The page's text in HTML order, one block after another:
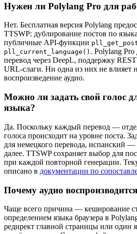
Нужен ли Polylang Pro для
Нет. Бесплатная версия Polylang
TTSWP: дублирование постов по
публичные API-функции
pll_current_language() . Polylang
перевод через DeepL, поддержку
URL-слаги. Ни одна из них не влияет
воспроизведение аудио.
Можно ли задать свой голос
языка?
Да. Поскольку каждый перевод —
голоса происходит на уровне поста.
для немецкого перевода, испанский —
далее. TTSWP сохраняет выбор для
при каждой повторной генерации.
описано в документации по
Почему аудио
Чаще всего причина — кеширование
определением языка браузера в
редирект главной страницы или один